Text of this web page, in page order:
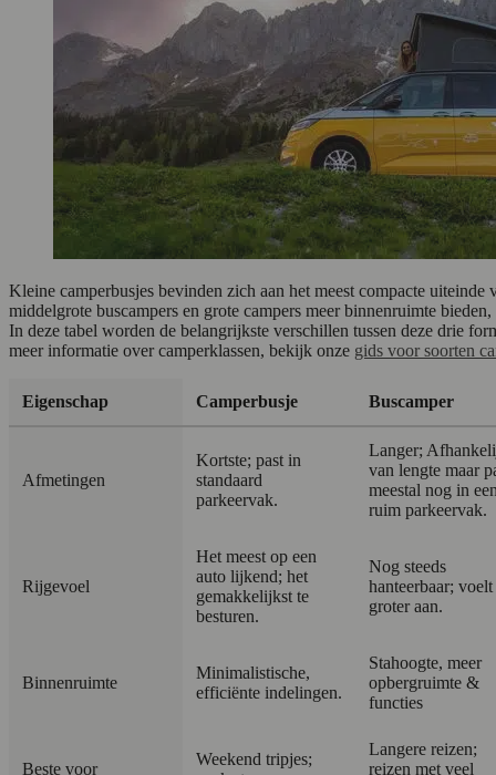
Kleine camperbusjes bevinden zich aan het meest compacte uiteinde
middelgrote buscampers en grote campers meer binnenruimte
In deze tabel worden de belangrijkste verschillen tussen deze drie
meer informatie over camperklassen, bekijk onze gids voor soorten
Eigenschap Camperbusje Buscamper
Afmetingen
Kortste; past in
standaard
parkeervak.
Langer;
van lengte maar
meestal nog in
ruim parkeervak.
Rijgevoel
Het meest op een
auto lijkend; het
gemakkelijkst te
besturen.
Nog steeds
hanteerbaar; voelt
groter aan.
Binnenruimte
Minimalistische,
efficiënte indelingen.
Stahoogte, meer
opbergruimte &
functies
Beste voor
Weekend tripjes;
Langere reizen;
reizen met veel